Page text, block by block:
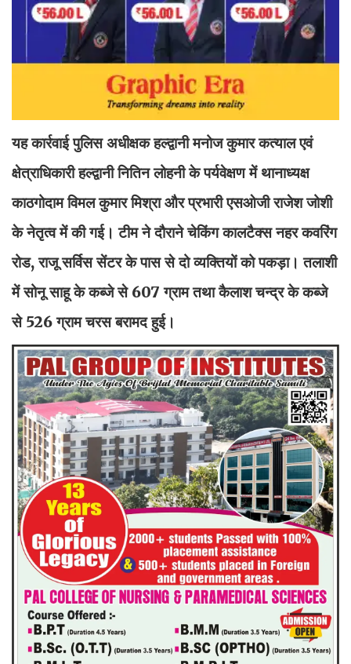
यह कार्रवाई पुलिस अधीक्षक हल्द्वानी मनोज कुमार कत्याल एवं
क्षेत्राधिकारी हल्द्वानी नितिन लोहनी के पर्यवेक्षण में थानाध्यक्ष
काठगोदाम विमल कुमार मिश्रा और प्रभारी एसओजी राजेश जोशी
के नेतृत्व में की गई। टीम ने दौराने चेकिंग कालटैक्स नहर कवरिंग
रोड, राजू सर्विस सेंटर के पास से दो व्यक्तियों को पकड़ा। तलाशी
में सोनू साहू के कब्जे से 607 ग्राम तथा कैलाश चन्द्र के कब्जे
से 526 ग्राम चरस बरामद हुई।